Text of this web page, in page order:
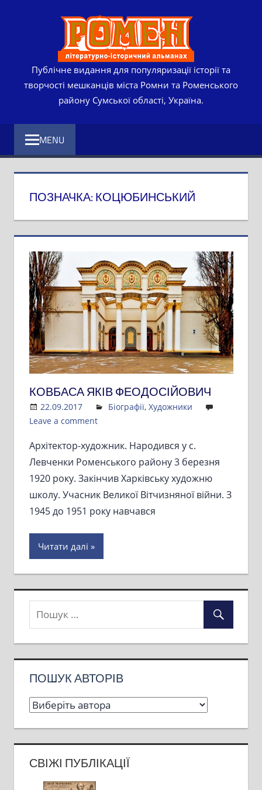
Публічне видання для популяризації історії та
творчості мешканців міста Ромни та Роменського
району Сумської області, Україна.
MENU
ПОЗНАЧКА:КОЦЮБИНСЬКИЙ
КОВБАСА ЯКІВ ФЕОДОСІЙОВИЧ
22.09.2017 Admin
Біографії, Художники
Leave a comment
Архітектор-художник. Народився у с.
Левченки Роменського району 3 березня
1920 року. Закінчив Харківську художню
школу. Учасник Великої Вітчизняної війни. З
1945 до 1951 року навчався
Читати далі
ПОШУК АВТОРІВ
СВІЖІ ПУБЛІКАЦІЇ